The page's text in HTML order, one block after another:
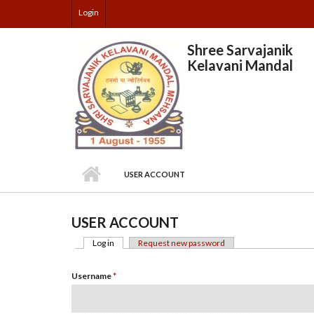
Login
Shree Sarvajanik
Kelavani Mandal
USER ACCOUNT
USER ACCOUNT
Log in (active tab)Request new password
Username*